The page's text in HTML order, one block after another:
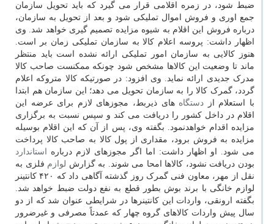
ضبط شود، در زمره اقلامی قرار می گیرد که باید تحویل سازمان
جمع اوری و فروش اموال تملیکی شود و بعد از تحویل به سازمان،
درباره فروش این اقلام به شیوه مزایده تصمیم گیری خواهد شد. وی
اظهار داشت: پروسه اعلام کالا به سازمان تملیکی زمان بر است.
هنوز کالایی به سازمان امور تملیکی ارائه نشده است باید منتظر
ماند تا وضعیت این کالاها مشخص شود چونکه ممکنست صاحب کالا
مدرک جدیدی ارائه نماید. وی افزود: در صورتیکه کالا متروکه اعلام
گردد، گمرک کالا را به سازمان تحویل می دهد؛ این سازمان هم ابتدا
با استعلام از دستگاه های ذیربط، مجوزهای لازم برای عرضه این
اقلام در داخل کشور را دریافت می کند و سپس نسبت به برگزاری
مزایده اقدام خواهدنمود. بگفته وی، پس از آن که این اقلام بوسیله
مزایده به فروش برود، مقداری از پول کالا به صاحب کالا پرداخت
می شود. او اظهار داشت: اما اگر مجوزهای لازم درباره
استاندارد
بودن دریافت نشود، کالاها امحا می شوند. به گزارش لوازم فلزی به
نقل از مهر، معاون فنی گمرک روز گذشته آگاهی داد که ۴۲۰ کانتینر
لوازم خانگی با برند بوش بطور قطع به نفع دولت ضبط خواهد شد.
بگفته ارونقی، واردات این کانتینرها در شرایطی عنوان شد که از دو
سال پیش واردات کالاهای گروه چهار که عمدتاً مصرفی و غیرضرور